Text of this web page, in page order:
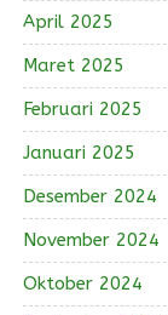
April 2025
Maret 2025
Februari 2025
Januari 2025
Desember 2024
November 2024
Oktober 2024